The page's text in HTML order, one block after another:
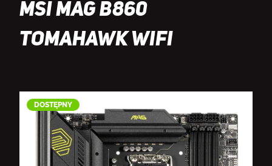
MSI MAG B860
TOMAHAWK WIFI
DOSTĘPNY